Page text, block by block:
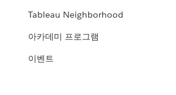
Tableau Neighborhood
아카데미 프로그램
이벤트